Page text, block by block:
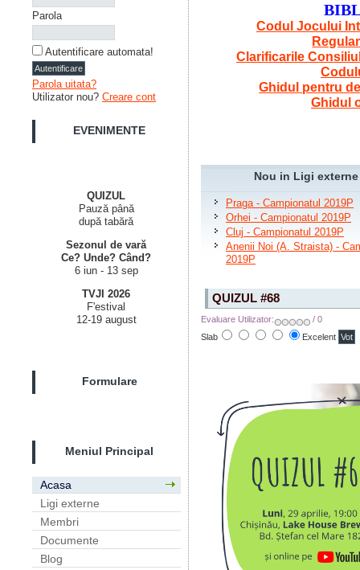
Parola
Autentificare automata!
Parola uitata?
Utilizator nou? Creare cont
EVENIMENTE
QUIZUL
Pauză până
după tabără
Sezonul de vară
Ce? Unde? Când?
6 iun - 13 sep
TVJI 2026
F'estival
12-19 august
Formulare
Meniul Principal
Acasa
Ligi externe
Membri
Documente
Blog
Codul Jocului
Clarificarile
Ghidul pentru
Ghidul
Nou in Ligi externe
Praga - Campionatul 2019P
Orhei - Campionatul 2019P
Cluj - Campionatul 2019P
Anenii Noi (A. Straista) -
2019P
QUIZUL #68
Evaluare Utilizator:
/ 0
Slab
Excelent